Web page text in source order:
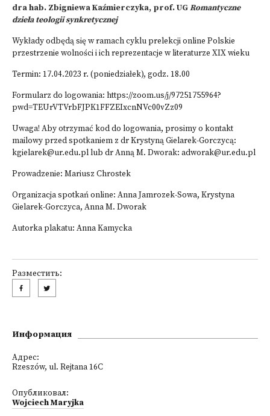
dra hab. Zbigniewa Kaźmierczyka, prof. UGRomantyczne
dzieła teologii synkretycznej
Wykłady odbędą się w ramach cyklu prelekcji online Polskie
przestrzenie wolności i ich reprezentacje w literaturze XIX wieku
Termin: 17.04.2023 r. (poniedziałek), godz. 18.00
Formularz do logowania: https://zoom.us/j/97251755964?
pwd=TEUrVTVrbFJPK1FFZEIxcnNVc00vZz09
Uwaga! Aby otrzymać kod do logowania, prosimy o kontakt
mailowy przed spotkaniem z dr Krystyną Gielarek-Gorczycą:
kgielarek@ur.edu.pl lub dr Anną M. Dworak: adworak@ur.edu.pl
Prowadzenie: Mariusz Chrostek
Organizacja spotkań online: Anna Jamrozek-Sowa, Krystyna
Gielarek-Gorczyca, Anna M. Dworak
Autorka plakatu: Anna Kamycka
Разместить:
Информация
Адрес:
Rzeszów, ul. Rejtana 16C
Опубликовал:
Wojciech Maryjka